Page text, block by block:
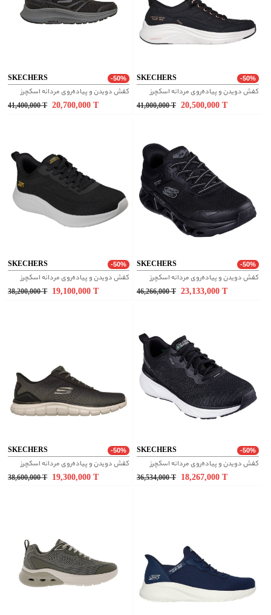
SKECHERS -50%
کفش دویدن و پیاده‌روی مردانه اسکچرز
41,400,000 T 20,700,000
SKECHERS -50%
کفش دویدن و پیاده‌روی مردانه اسکچرز
41,000,000 T 20,500,000
SKECHERS -50%
کفش دویدن و پیاده‌روی مردانه اسکچرز
38,200,000 T 19,100,000
SKECHERS -50%
کفش دویدن و پیاده‌روی مردانه اسکچرز
46,266,000 T 23,133,000
SKECHERS -50%
کفش دویدن و پیاده‌روی مردانه اسکچرز
38,600,000 T 19,300,000
SKECHERS -50%
کفش دویدن و پیاده‌روی مردانه اسکچرز
36,534,000 T 18,267,000